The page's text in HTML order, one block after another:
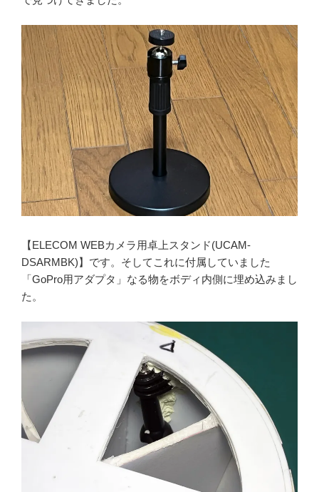
【ELECOM WEBカメラ用卓上スタンド(UCAM-
DSARMBK)】です。そしてこれに付属していました
「GoPro用アダプタ」なる物をボディ内側に埋め込みまし
た。